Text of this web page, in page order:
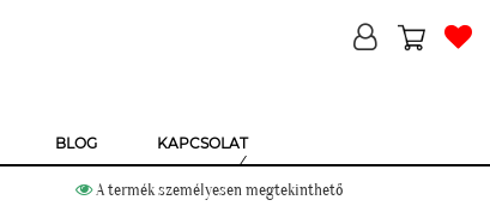
BLOG KAPCSOLAT
A termék személyesen megtekinthető